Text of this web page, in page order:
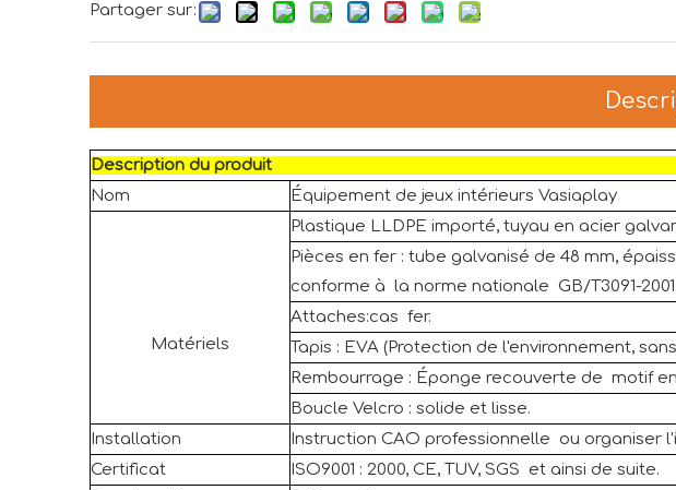
Partager sur:
Description du produit
Nom
Équipement de jeux intérieurs Vasiaplay
Matériels
Plastique LLDPE importé, tuyau en acier
Pièces en fer : tube galvanisé de 48 mm,
conforme à la norme nationale GB/T3091-2001.
Attaches:cas fer.
Tapis : EVA (Protection de l'environnement,
Rembourrage : Éponge recouverte de motif
Boucle Velcro : solide et lisse.
Installation
Instruction CAO professionnelle ou organiser
Certificat
ISO9001 : 2000, CE, TUV, SGS et ainsi de suite.